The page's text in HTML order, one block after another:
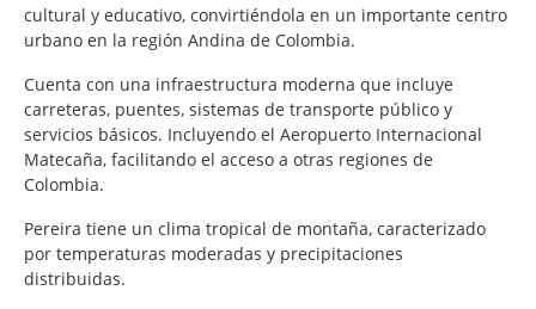
cultural y educativo, convirtiéndola en un importante centro
urbano en la región Andina de Colombia.
Cuenta con una infraestructura moderna que incluye
carreteras, puentes, sistemas de transporte público y
servicios básicos. Incluyendo el Aeropuerto Internacional
Matecaña, facilitando el acceso a otras regiones de
Colombia.
Pereira tiene un clima tropical de montaña, caracterizado
por temperaturas moderadas y precipitaciones
distribuidas.